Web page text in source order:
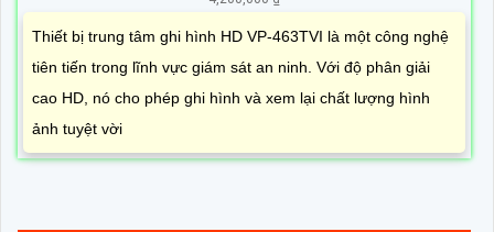
Thiết bị trung tâm ghi hình HD VP-463TVI là một công nghệ
tiên tiến trong lĩnh vực giám sát an ninh. Với độ phân giải
cao HD, nó cho phép ghi hình và xem lại chất lượng hình
ảnh tuyệt vời